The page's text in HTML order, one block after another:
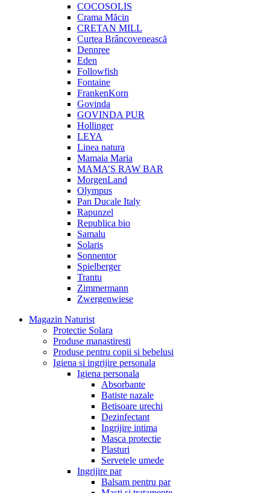
COCOSOLIS
Crama Măcin
CRETAN MILL
Curtea Brâncovenească
Dennree
Eden
Followfish
Fontaine
FrankenKorn
Govinda
GOVINDA PUR
Hollinger
LEYA
Linea natura
Mamaia Maria
MAMA’S RAW BAR
MorgenLand
Olympus
Pan Ducale Italy
Rapunzel
Republica bio
Samalu
Solaris
Sonnentor
Spielberger
Trantu
Zimmermann
Zwergenwiese
Magazin Naturist
Protectie Solara
Produse manastiresti
Produse pentru copii si bebelusi
Igiena si ingrijire personala
Igiena personala
Absorbante
Batiste nazale
Betisoare urechi
Dezinfectant
Ingrijire intima
Masca protectie
Plasturi
Servetele umede
Ingrijire par
Balsam pentru par